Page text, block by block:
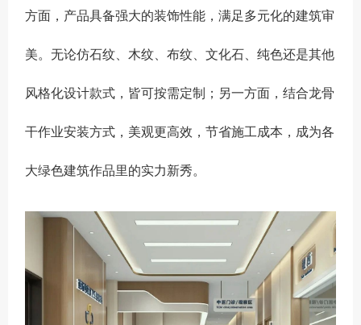
方面，产品具备强大的装饰性能，满足多元化的建筑审
美。无论仿石纹、木纹、布纹、文化石、纯色还是其他
风格化设计款式，皆可按需定制；另一方面，结合龙骨
干作业安装方式，美观更高效，节省施工成本，成为各
大绿色建筑作品里的实力新秀。